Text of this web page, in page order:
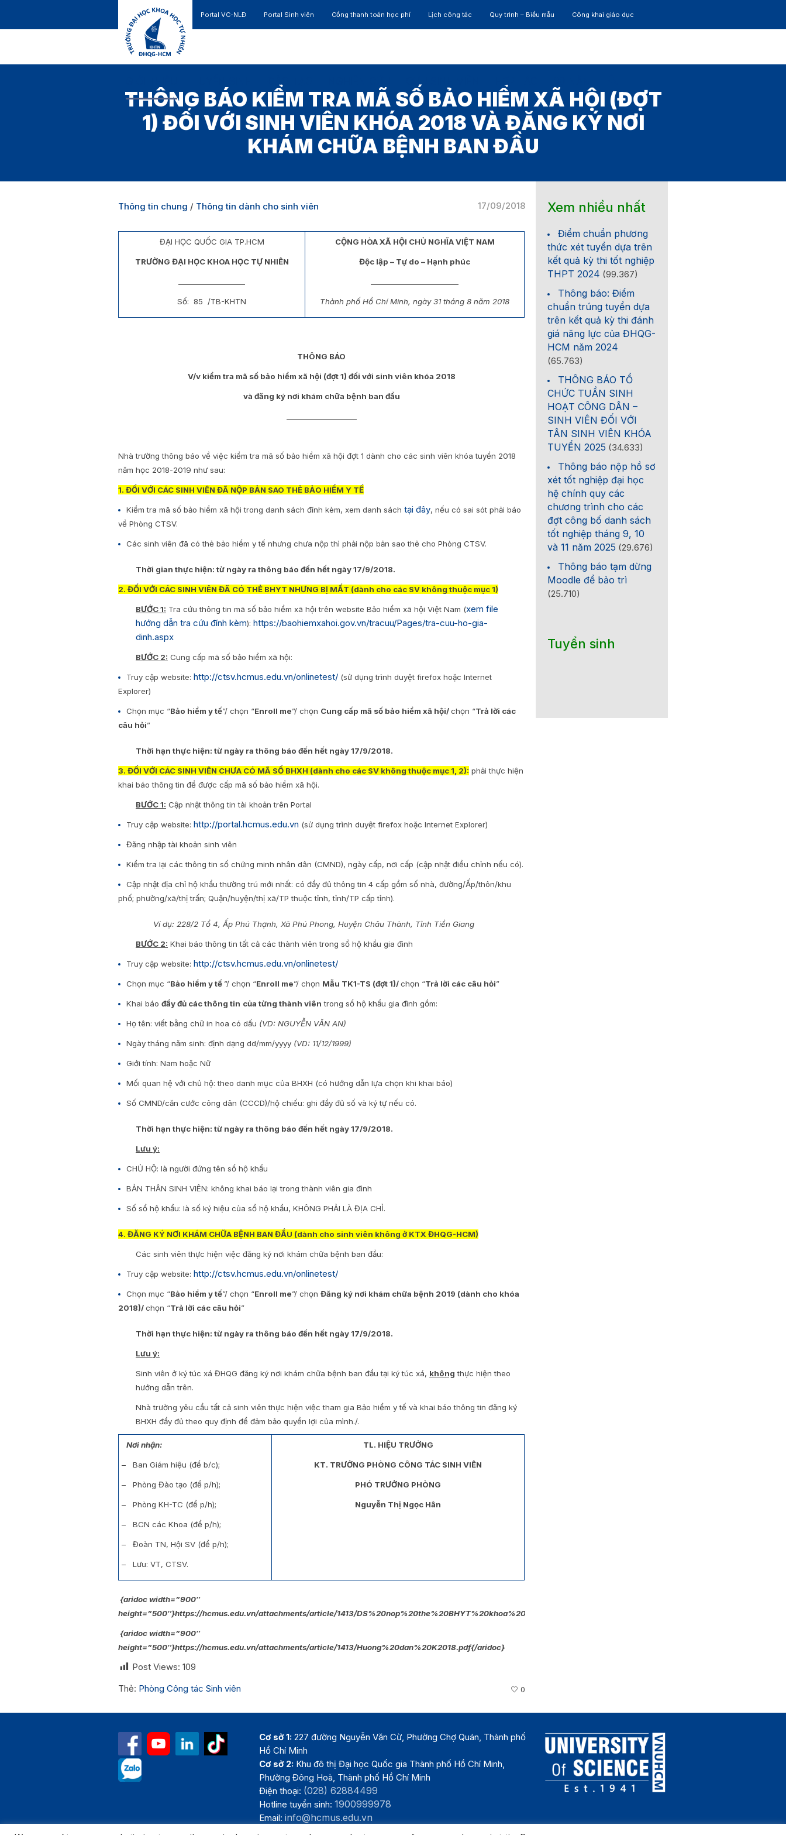
Portal VC-NLĐ Portal Sinh viên Cổng thanh toán học phí Lịch công tác Quy trình – Biểu mẫu Công khai giáo dục
THÔNG BÁO KIỂM TRA MÃ SỐ BẢO HIỂM XÃ HỘI (ĐỢT
1) ĐỐI VỚI SINH VIÊN KHÓA 2018 VÀ ĐĂNG KÝ NƠI
KHÁM CHỮA BỆNH BAN ĐẦU
17/09/2018
Thông tin chung / Thông tin dành cho sinh viên
ĐẠI HỌC QUỐC GIA TP.HCM
TRƯỜNG ĐẠI HỌC KHOA HỌC TỰ NHIÊN
Số: 85 /TB-KHTN
CỘNG HÒA XÃ HỘI CHỦ NGHĨA VIỆT NAM
Độc lập – Tự do – Hạnh phúc
Thành phố Hồ Chí Minh, ngày 31 tháng 8 năm 2018
THÔNG BÁO
V/v kiểm tra mã số bảo hiểm xã hội (đợt 1) đối với sinh viên khóa 2018
và đăng ký nơi khám chữa bệnh ban đầu
Nhà trường thông báo về việc kiểm tra mã số bảo hiểm xã hội đợt 1 dành cho các sinh viên khóa tuyển 2018
năm học 2018-2019 như sau:
1. ĐỐI VỚI CÁC SINH VIÊN ĐÃ NỘP BẢN SAO THẺ BẢO HIỂM Y TẾ
Kiểm tra mã số bảo hiểm xã hội trong danh sách đính kèm, xem danh sách tại đây, nếu có sai sót phải báo
về Phòng CTSV.
Các sinh viên đã có thẻ bảo hiểm y tế nhưng chưa nộp thì phải nộp bản sao thẻ cho Phòng CTSV.
Thời gian thực hiện: từ ngày ra thông báo đến hết ngày 17/9/2018.
2. ĐỐI VỚI CÁC SINH VIÊN ĐÃ CÓ THẺ BHYT NHƯNG BỊ MẤT (dành cho các SV không thuộc mục 1)
BƯỚC 1: Tra cứu thông tin mã số bảo hiểm xã hội trên website Bảo hiểm xã hội Việt Nam (xem file
hướng dẫn tra cứu đính kèm): https://baohiemxahoi.gov.vn/tracuu/Pages/tra-cuu-ho-gia-
dinh.aspx
BƯỚC 2: Cung cấp mã số bảo hiểm xã hội:
Truy cập website: http://ctsv.hcmus.edu.vn/onlinetest/ (sử dụng trình duyệt firefox hoặc Internet
Explorer)
Chọn mục “Bảo hiểm y tế”/ chọn “Enroll me”/ chọn Cung cấp mã số bảo hiểm xã hội/chọn “Trả lời các
câu hỏi”
Thời hạn thực hiện: từ ngày ra thông báo đến hết ngày 17/9/2018.
3. ĐỐI VỚI CÁC SINH VIÊN CHƯA CÓ MÃ SỐ BHXH (dành cho các SV không thuộc mục 1, 2): phải thực hiện
khai báo thông tin để được cấp mã số bảo hiểm xã hội.
BƯỚC 1: Cập nhật thông tin tài khoản trên Portal
Truy cập website: http://portal.hcmus.edu.vn (sử dụng trình duyệt firefox hoặc Internet Explorer)
Đăng nhập tài khoản sinh viên
Kiểm tra lại các thông tin số chứng minh nhân dân (CMND), ngày cấp, nơi cấp (cập nhật điều chỉnh nếu có).
Cập nhật địa chỉ hộ khẩu thường trú mới nhất: có đầy đủ thông tin 4 cấp gồm số nhà, đường/Ấp/thôn/khu
phố; phường/xã/thị trấn; Quận/huyện/thị xã/TP thuộc tỉnh, tỉnh/TP cấp tỉnh).
Ví dụ: 228/2 Tổ 4, Ấp Phú Thạnh, Xã Phú Phong, Huyện Châu Thành, Tỉnh Tiền Giang
BƯỚC 2: Khai báo thông tin tất cả các thành viên trong sổ hộ khẩu gia đình
Truy cập website: http://ctsv.hcmus.edu.vn/onlinetest/
Chọn mục “Bảo hiểm y tế ”/ chọn “Enroll me”/ chọn Mẫu TK1-TS (đợt 1)/chọn “Trả lời các câu hỏi”
Khai báo đầy đủ các thông tin của từng thành viên trong sổ hộ khẩu gia đình gồm:
Họ tên: viết bằng chữ in hoa có dấu (VD: NGUYỄN VĂN AN)
Ngày tháng năm sinh: định dạng dd/mm/yyyy (VD: 11/12/1999)
Giới tính: Nam hoặc Nữ
Mối quan hệ với chủ hộ: theo danh mục của BHXH (có hướng dẫn lựa chọn khi khai báo)
Số CMND/căn cước công dân (CCCD)/hộ chiếu: ghi đầy đủ số và ký tự nếu có.
Thời hạn thực hiện: từ ngày ra thông báo đến hết ngày 17/9/2018.
Lưu ý:
CHỦ HỘ: là người đứng tên sổ hộ khẩu
BẢN THÂN SINH VIÊN: không khai báo lại trong thành viên gia đình
Số sổ hộ khẩu: là số ký hiệu của sổ hộ khẩu, KHÔNG PHẢI LÀ ĐỊA CHỈ.
4. ĐĂNG KÝ NƠI KHÁM CHỮA BỆNH BAN ĐẦU (dành cho sinh viên không ở KTX ĐHQG-HCM)
Các sinh viên thực hiện việc đăng ký nơi khám chữa bệnh ban đầu:
Truy cập website: http://ctsv.hcmus.edu.vn/onlinetest/
Chọn mục “Bảo hiểm y tế”/ chọn “Enroll me”/ chọn Đăng ký nơi khám chữa bệnh 2019 (dành cho khóa
2018)/chọn “Trả lời các câu hỏi”
Thời hạn thực hiện: từ ngày ra thông báo đến hết ngày 17/9/2018.
Lưu ý:
Sinh viên ở ký túc xá ĐHQG đăng ký nơi khám chữa bệnh ban đầu tại ký túc xá, không thực hiện theo
hướng dẫn trên.
Nhà trường yêu cầu tất cả sinh viên thực hiện việc tham gia Bảo hiểm y tế và khai báo thông tin đăng ký
BHXH đầy đủ theo quy định để đảm bảo quyền lợi của mình./.
Nơi nhận:
– Ban Giám hiệu (để b/c);
– Phòng Đào tạo (để p/h);
– Phòng KH-TC (để p/h);
– BCN các Khoa (để p/h);
– Đoàn TN, Hội SV (để p/h);
– Lưu: VT, CTSV.
TL. HIỆU TRƯỞNG
KT. TRƯỞNG PHÒNG CÔNG TÁC SINH VIÊN
PHÓ TRƯỞNG PHÒNG
Nguyễn Thị Ngọc Hân
{aridoc width=”900″
height=”500″}https://hcmus.edu.vn/attachments/article/1413/DS%20nop%20the%20BHYT%20khoa%202018%20up.pdf{/aridoc}
{aridoc width=”900″
height=”500″}https://hcmus.edu.vn/attachments/article/1413/Huong%20dan%20K2018.pdf{/aridoc}
Post Views: 109
Thẻ: Phòng Công tác Sinh viên 0
Xem nhiều nhất
Điểm chuẩn phương
thức xét tuyển dựa trên
kết quả kỳ thi tốt nghiệp
THPT 2024 (99.367)
Thông báo: Điểm
chuẩn trúng tuyển dựa
trên kết quả kỳ thi đánh
giá năng lực của ĐHQG-
HCM năm 2024
(65.763)
THÔNG BÁO TỔ
CHỨC TUẦN SINH
HOẠT CÔNG DÂN –
SINH VIÊN ĐỐI VỚI
TÂN SINH VIÊN KHÓA
TUYỂN 2025 (34.633)
Thông báo nộp hồ sơ
xét tốt nghiệp đại học
hệ chính quy các
chương trình cho các
đợt công bố danh sách
tốt nghiệp tháng 9, 10
và 11 năm 2025 (29.676)
Thông báo tạm dừng
Moodle để bảo trì
(25.710)
Tuyển sinh
Cơ sở 1: 227 đường Nguyễn Văn Cừ, Phường Chợ Quán, Thành phố
Hồ Chí Minh
Cơ sở 2: Khu đô thị Đại học Quốc gia Thành phố Hồ Chí Minh,
Phường Đông Hoà, Thành phố Hồ Chí Minh
Điện thoại: (028) 62884499
Hotline tuyển sinh:1900999978
Email:info@hcmus.edu.vn